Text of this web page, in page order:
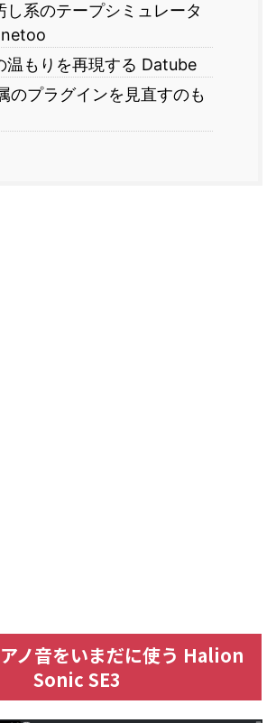
し系のテープシミュレータ
温もりを再現する Datube
のプラグインを見直すのも
ノ音をいまだに使う Halion
Sonic SE3